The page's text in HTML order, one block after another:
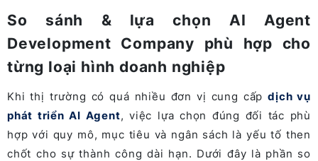
So sánh & lựa chọn AI Agent
Development Company phù hợp cho
từng loại hình doanh nghiệp
Khi thị trường có quá nhiều đơn vị cung cấpdịch vụ
phát triển AI Agent, việc lựa chọn đúng đối tác phù
hợp với quy mô, mục tiêu và ngân sách là yếu tố then
chốt cho sự thành công dài hạn. Dưới đây là phần so